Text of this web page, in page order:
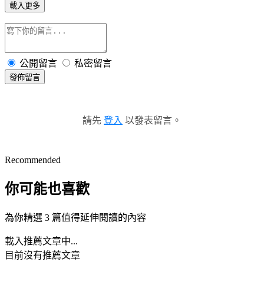
載入更多
公開留言 私密留言
發佈留言
請先 登入 以發表留言。
Recommended
你可能也喜歡
為你精選 3 篇值得延伸閱讀的內容
載入推薦文章中...
目前沒有推薦文章